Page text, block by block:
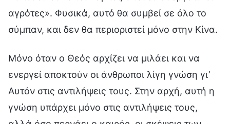
αγρότες». Φυσικά, αυτό θα συμβεί σε όλο το
σύμπαν, και δεν θα περιοριστεί μόνο στην Κίνα.
Μόνο όταν ο Θεός αρχίζει να μιλάει και να
ενεργεί αποκτούν οι άνθρωποι λίγη γνώση γι’
Αυτόν στις αντιλήψεις τους. Στην αρχή, αυτή η
γνώση υπάρχει μόνο στις αντιλήψεις τους,